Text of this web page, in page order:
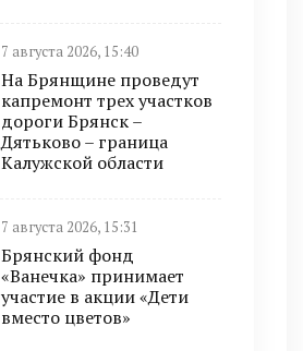
7 августа 2026, 15:40
На Брянщине проведут
капремонт трех участков
дороги Брянск –
Дятьково – граница
Калужской области
7 августа 2026, 15:31
Брянский фонд
«Ванечка» принимает
участие в акции «Дети
вместо цветов»